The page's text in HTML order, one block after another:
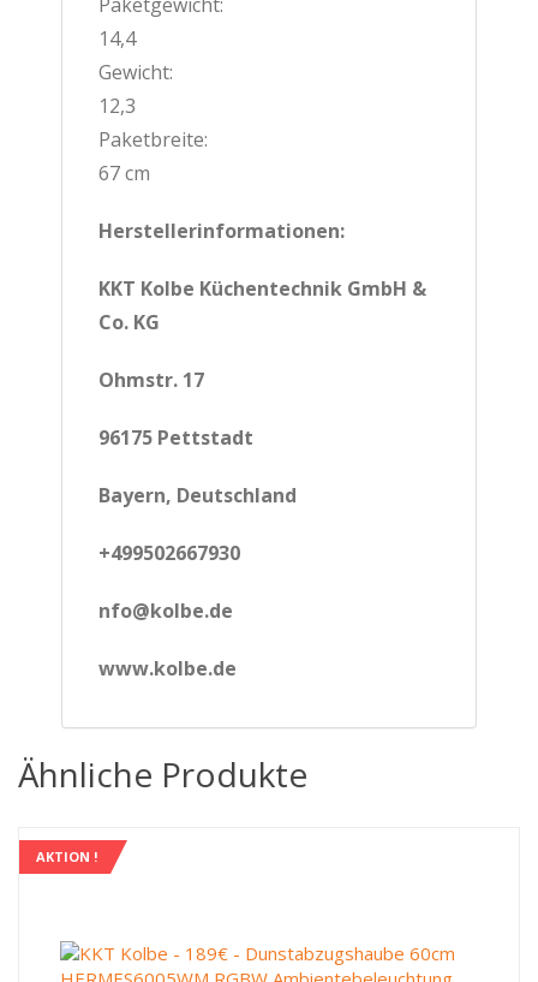
14,4
Gewicht:
12,3
Paketbreite:
67 cm
Herstellerinformationen:
KKT Kolbe Küchentechnik GmbH &
Co. KG
Ohmstr. 17
96175 Pettstadt
Bayern, Deutschland
+499502667930
nfo@kolbe.de
www.kolbe.de
Ähnliche Produkte
AKTION !